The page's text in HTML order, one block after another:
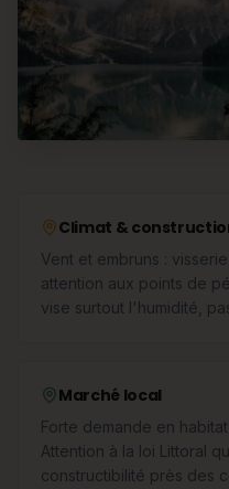
Climat &
Vent et embruns :
attention aux points de
vise surtout l'humidité,
Marché local
Forte demande en
Attention à la loi Littoral
constructibilité près des